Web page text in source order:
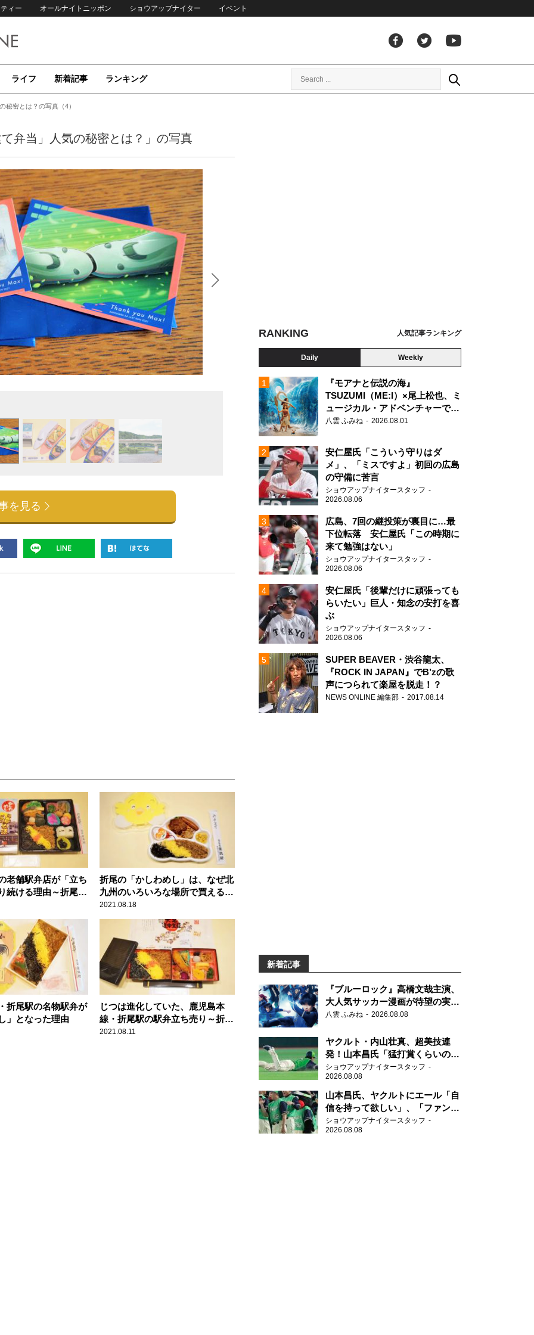
ィー オールナイトニッポン ショウアップナイター イベント
ライフ 新着記事 ランキング
密とは？の写真（4）
弁当」人気の秘密とは？」の写真
上越新幹線 Max ありがとうオール2階建て弁当
を見る
老舗駅弁店が「立ち
続ける理由～折尾駅
折尾の「かしわめし」は、なぜ北
九州のいろいろな場所で買えるの
か？
2021.08.18
折尾駅の名物駅弁が
」となった理由
じつは進化していた、鹿児島本
線・折尾駅の駅弁立ち売り～折尾
駅弁・東筑軒
2021.08.11
RANKING 人気記事ランキング
Daily Weekly
『モアナと伝説の海』
TSUZUMI（ME:I）×尾上松也、ミ
ュージカル・アドベンチャーで美
声を響かせる
八雲 ふみね 2026.08.01
安仁屋氏「こういう守りはダ
メ」、「ミスですよ」初回の広島
の守備に苦言
ショウアップナイタースタッフ
2026.08.06
広島、7回の継投策が裏目に…最
下位転落 安仁屋氏「この時期に
来て勉強はない」
ショウアップナイタースタッフ
2026.08.06
安仁屋氏「後輩だけに頑張っても
らいたい」巨人・知念の安打を喜
ぶ
ショウアップナイタースタッフ
2026.08.06
SUPER BEAVER・渋谷龍太、
『ROCK IN JAPAN』でB’zの歌
声につられて楽屋を脱走！？
NEWS ONLINE 編集部 2017.08.14
新着記事
『ブルーロック』高橋文哉主演、
大人気サッカー漫画が待望の実写
映画に
八雲 ふみね 2026.08.08
ヤクルト・内山壮真、超美技連
発！山本昌氏「猛打賞くらいの価
値」
ショウアップナイタースタッフ
2026.08.08
山本昌氏、ヤクルトにエール「自
信を持って欲しい」、「ファンの
方も毎日応援してくれています」
ショウアップナイタースタッフ
2026.08.08